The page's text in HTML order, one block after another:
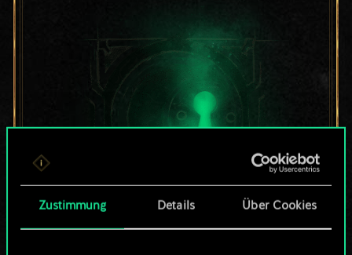
Zustimmung Details Über Cookies